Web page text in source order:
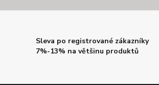
Sleva po registrované zákazníky
7%-13% na většinu produktů